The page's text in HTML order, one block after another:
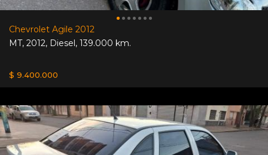
Chevrolet Agile 2012
MT, 2012, Diesel, 139.000 km.
$ 9.400.000